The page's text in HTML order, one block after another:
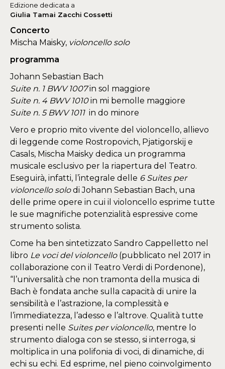
Edizione dedicata a
Giulia Tamai Zacchi Cossetti
Concerto
Mischa Maisky, violoncello solo
programma
Johann Sebastian Bach
Suite n. 1 BWV 1007in sol maggiore
Suite n. 4 BWV 1010in mi bemolle maggiore
Suite n. 5 BWV 1011in do minore
Vero e proprio mito vivente del violoncello, allievo
di leggende come Rostropovich, Pjatigorskij e
Casals, Mischa Maisky dedica un programma
musicale esclusivo per la riapertura del Teatro.
Eseguirà, infatti, l’integrale delle 6 Suites per
violoncello solodi Johann Sebastian Bach, una
delle prime opere in cui il violoncello esprime tutte
le sue magnifiche potenzialità espressive come
strumento solista.
Come ha ben sintetizzato Sandro Cappelletto nel
libro Le voci del violoncello (pubblicato nel 2017 in
collaborazione con il Teatro Verdi di Pordenone),
“l’universalità che non tramonta della musica di
Bach è fondata anche sulla capacità di unire la
sensibilità e l’astrazione, la complessità e
l’immediatezza, l’adesso e l’altrove. Qualità tutte
presenti nelle Suites per violoncello, mentre lo
strumento dialoga con se stesso, si interroga, si
moltiplica in una polifonia di voci, di dinamiche, di
echi su echi. Ed esprime, nel pieno coinvolgimento